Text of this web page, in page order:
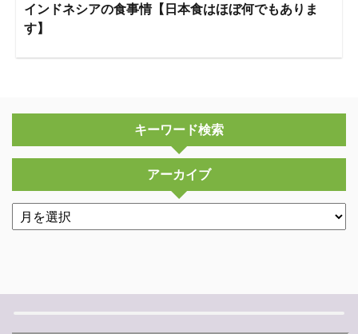
インドネシアの食事情【日本食はほぼ何でもありま
す】
キーワード検索
アーカイブ